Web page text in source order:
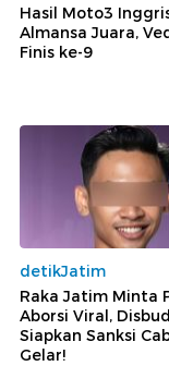
Hasil Moto3
Almansa Juara,
Finis ke-9
detikJatim
Raka Jatim Minta
Aborsi Viral,
Siapkan Sanksi
Gelar!